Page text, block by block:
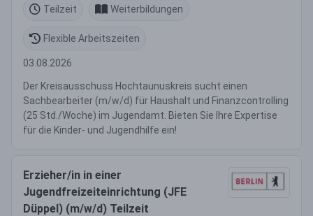
Teilzeit
Weiterbildungen
Flexible Arbeitszeiten
03.08.2026
Der Kreisausschuss Hochtaunuskreis sucht einen
Sachbearbeiter (m/w/d) für Haushalt und Finanzcontrolling
(25 Std./Woche) im Jugendamt. Bieten Sie Ihre Expertise
für die Kinder- und Jugendhilfe ein!
Erzieher/in in einer
Jugendfreizeiteinrichtung (JFE
Düppel) (m/w/d) Teilzeit